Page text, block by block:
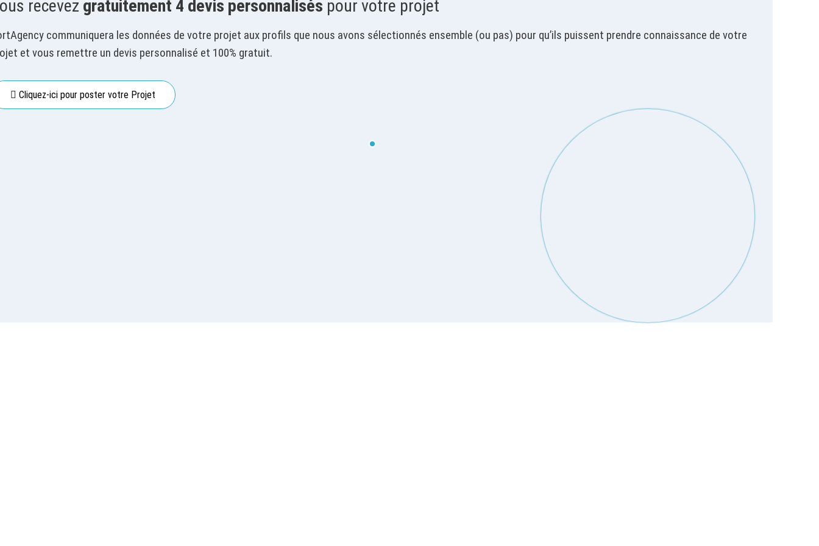
recevez gratuitement 4 devis personnalisés pour votre projet
communiquera les données de votre projet aux profils que nous avons sélectionnés ensemble (ou pas) pour qu’ils puissent prendre connaissance de votre
et vous remettre un devis personnalisé et 100% gratuit.
Cliquez-ici pour poster votre Projet